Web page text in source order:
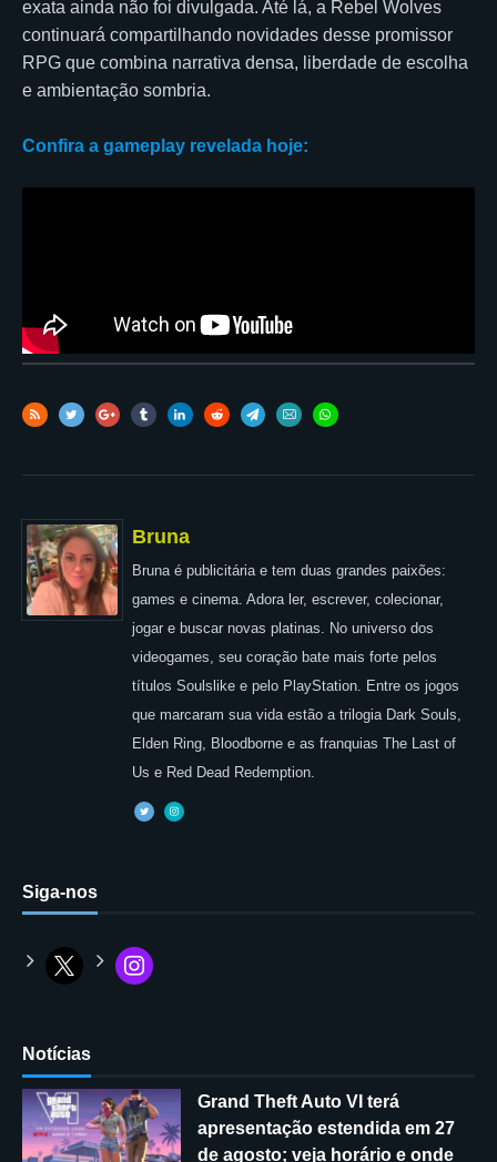
exata ainda não foi divulgada. Até lá, a Rebel Wolves
continuará compartilhando novidades desse promissor
RPG que combina narrativa densa, liberdade de escolha
e ambientação sombria.
Confira a gameplay revelada hoje:
Bruna
Bruna é publicitária e tem duas grandes paixões:
games e cinema. Adora ler, escrever, colecionar,
jogar e buscar novas platinas. No universo dos
videogames, seu coração bate mais forte pelos
títulos Soulslike e pelo PlayStation. Entre os jogos
que marcaram sua vida estão a trilogia Dark Souls,
Elden Ring, Bloodborne e as franquias The Last of
Us e Red Dead Redemption.
Siga-nos
Notícias
Grand Theft Auto VI terá
apresentação estendida em 27
de agosto; veja horário e onde